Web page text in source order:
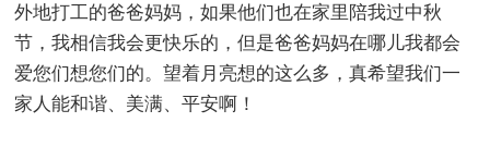
外地打工的爸爸妈妈，如果他们也在家里陪我过中秋
节，我相信我会更快乐的，但是爸爸妈妈在哪儿我都会
爱您们想您们的。望着月亮想的这么多，真希望我们一
家人能和谐、美满、平安啊！